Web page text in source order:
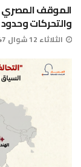
الموقف المصري
والتحركات وحدود
الثلاثاء 12 شوال 1447هـ 31-3-2026م